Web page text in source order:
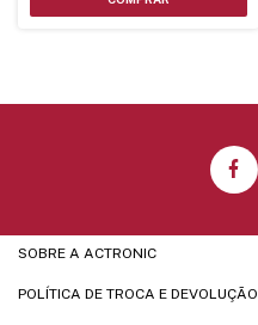
SOBRE A ACTRONIC
POLÍTICA DE TROCA E DEVOLUÇÃO